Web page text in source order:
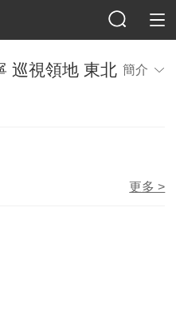
巡視領地 東北 簡介
更多 >